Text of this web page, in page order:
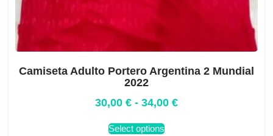
Camiseta Adulto Portero Argentina 2 Mundial
2022
30,00 € - 34,00 €
Select options